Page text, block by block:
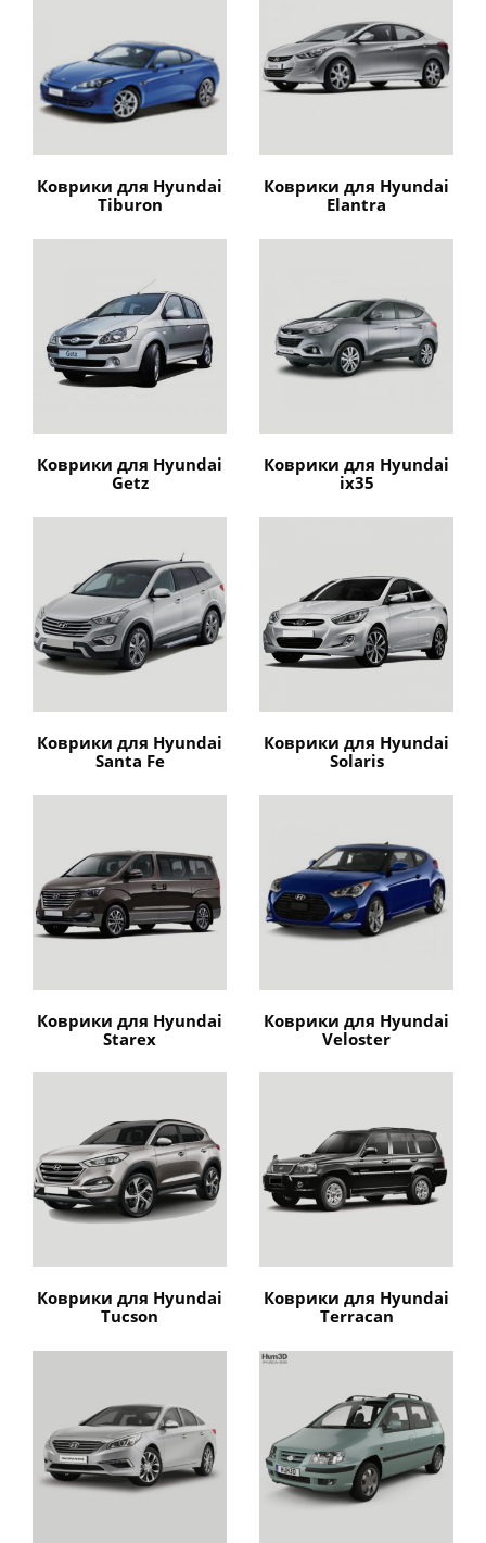
Коврики для Hyundai
Tiburon
Коврики для Hyundai
Elantra
Коврики для Hyundai
Getz
Коврики для Hyundai
ix35
Коврики для Hyundai
Santa Fe
Коврики для Hyundai
Solaris
Коврики для Hyundai
Starex
Коврики для Hyundai
Veloster
Коврики для Hyundai
Tucson
Коврики для Hyundai
Terracan